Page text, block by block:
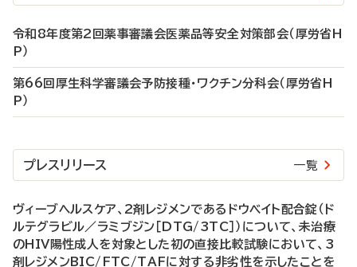
令和8年度第2回薬事審議会医薬品等安全対策部会（厚労省H
P）
第66回厚生科学審議会予防接種・ワクチン分科会（厚労省H
P）
プレスリリース 一覧
ヴィーブヘルスケア、2剤レジメンであるドウベイト配合錠（ド
ルテグラビル／ラミブジン［DTG/3TC］）について、未治療
のHIV陽性成人を対象とした初の直接比較試験において、3
剤レジメンBIC/FTC/TAFに対する非劣性を示したことを